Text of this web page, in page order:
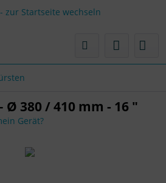
380 / 410 mm - 16 "
Gerät?